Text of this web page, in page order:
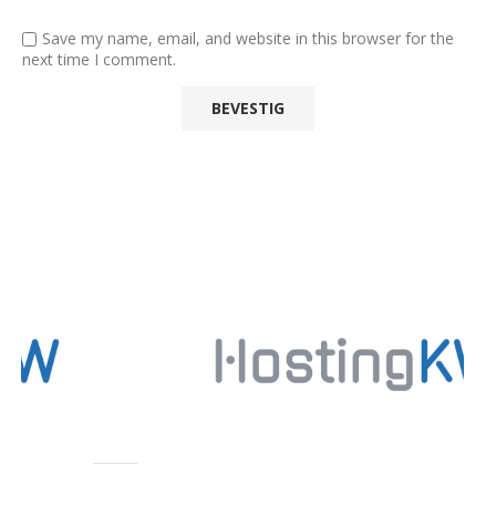
Save my name, email, and website in this browser for the
next time I comment.